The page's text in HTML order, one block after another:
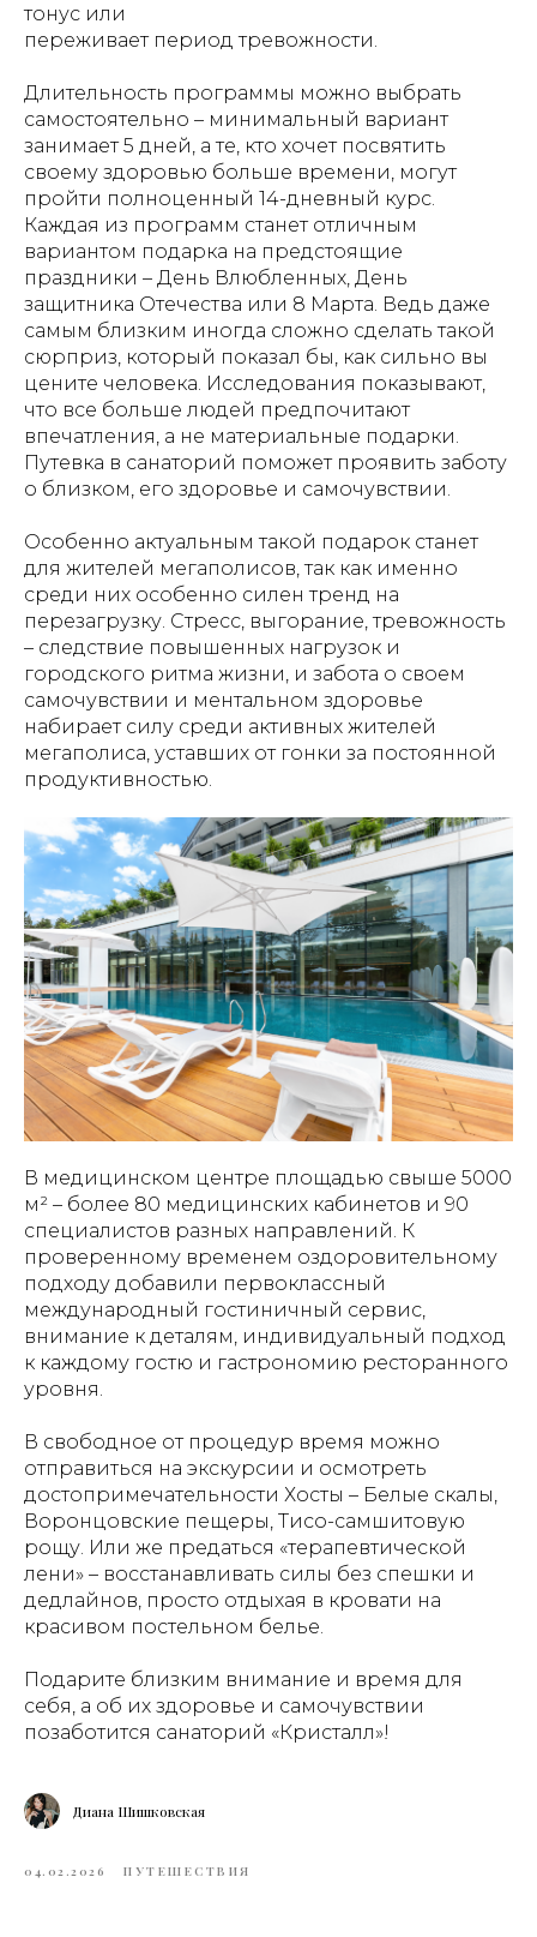
тонус или
переживает период тревожности.
Длительность программы можно выбрать
самостоятельно – минимальный вариант
занимает 5 дней, а те, кто хочет посвятить
своему здоровью больше времени, могут
пройти полноценный 14-дневный курс.
Каждая из программ станет отличным
вариантом подарка на предстоящие
праздники – День Влюбленных, День
защитника Отечества или 8 Марта. Ведь даже
самым близким иногда сложно сделать такой
сюрприз, который показал бы, как сильно вы
цените человека. Исследования показывают,
что все больше людей предпочитают
впечатления, а не материальные подарки.
Путевка в санаторий поможет проявить заботу
о близком, его здоровье и самочувствии.
Особенно актуальным такой подарок станет
для жителей мегаполисов, так как именно
среди них особенно силен тренд на
перезагрузку. Стресс, выгорание, тревожность
– следствие повышенных нагрузок и
городского ритма жизни, и забота о своем
самочувствии и ментальном здоровье
набирает силу среди активных жителей
мегаполиса, уставших от гонки за постоянной
продуктивностью.
В медицинском центре площадью свыше 5000
м² – более 80 медицинских кабинетов и 90
специалистов разных направлений. К
проверенному временем оздоровительному
подходу добавили первоклассный
международный гостиничный сервис,
внимание к деталям, индивидуальный подход
к каждому гостю и гастрономию ресторанного
уровня.
В свободное от процедур время можно
отправиться на экскурсии и осмотреть
достопримечательности Хосты – Белые скалы,
Воронцовские пещеры, Тисо-самшитовую
рощу. Или же предаться «терапевтической
лени» – восстанавливать силы без спешки и
дедлайнов, просто отдыхая в кровати на
красивом постельном белье.
Подарите близким внимание и время для
себя, а об их здоровье и самочувствии
позаботится санаторий «Кристалл»!
Диана Шишковская
04.02.2026 ПУТЕШЕСТВИЯ